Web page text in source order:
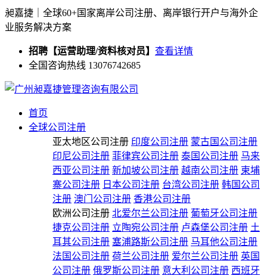
昶嘉捷｜全球60+国家离岸公司注册、离岸银行开户与海外企
业服务解决方案
招聘【运营助理/资料核对员】 查看详情
全国咨询热线 13076742685
首页
全球公司注册
亚太地区公司注册 印度公司注册 蒙古国公司注册
印尼公司注册 菲律宾公司注册 泰国公司注册 马来
西亚公司注册 新加坡公司注册 越南公司注册 柬埔
寨公司注册 日本公司注册 台湾公司注册 韩国公司
注册 澳门公司注册 香港公司注册
欧洲公司注册 北爱尔兰公司注册 葡萄牙公司注册
捷克公司注册 立陶宛公司注册 卢森堡公司注册 土
耳其公司注册 塞浦路斯公司注册 马耳他公司注册
法国公司注册 荷兰公司注册 爱尔兰公司注册 英国
公司注册 俄罗斯公司注册 意大利公司注册 西班牙